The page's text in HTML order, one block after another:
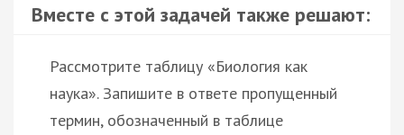
Вместе с этой задачей также решают:
Рассмотрите таблицу «Биология как
наука». Запишите в ответе пропущенный
термин, обозначенный в таблице